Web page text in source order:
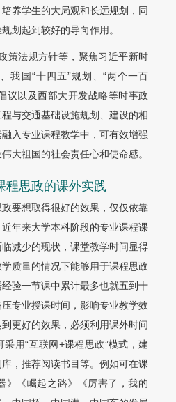
养学生的大局观和长远规划，同
划起到较好的导向作用。
策法规方针等，聚焦习近平新时
我国“十四五”规划、“两个一百
议以及西部大开发战略等时事政
与交通基础设施规划、建设的相
入专业课程教学中，可有效增强
大祖国的社会责任心和使命感。
程思政的课外实践
要想取得很好的效果，仅仅依靠
年来大学本科阶段的专业课程课
减少的现状，课堂教学时间显得
质量的情况下能够用于课程思政
验一节课中累计最多也就五到十
专业授课时间，影响专业教学效
更好的效果，必须利用课外时间
用“互联网+课程思政”模式，建
，推荐阅读书目等。例如可在课
》《崛起之路》《厉害了，我的